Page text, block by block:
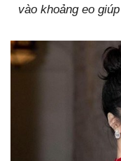
vào khoảng eo